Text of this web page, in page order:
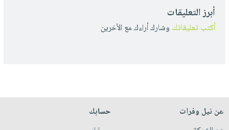
أبرز التعليقات
أكتب تعليقاتك وشارك أراءك مع الأخرين
عن نيل وفرات
حسابك